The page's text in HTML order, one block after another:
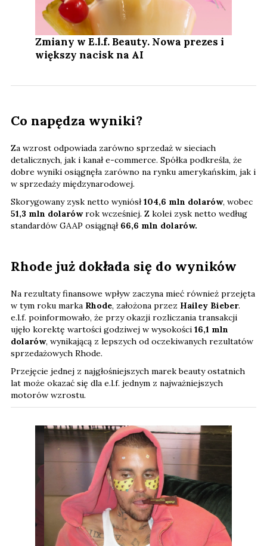
Zmiany w E.l.f. Beauty. Nowa prezes i
większy nacisk na AI
Co napędza wyniki?
Za wzrost odpowiada zarówno sprzedaż w sieciach
detalicznych, jak i kanał e-commerce. Spółka podkreśla, że
dobre wyniki osiągnęła zarówno na rynku amerykańskim, jak i
w sprzedaży międzynarodowej.
Skorygowany zysk netto wyniósł104,6 mln dolarów, wobec
51,3 mln dolarówrok wcześniej. Z kolei zysk netto według
standardów GAAP osiągnął 66,6 mln dolarów.
Rhode już dokłada się do wyników
Na rezultaty finansowe wpływ zaczyna mieć również przejęta
w tym roku marka Rhode, założona przez Hailey Bieber.
e.l.f. poinformowało, że przy okazji rozliczania transakcji
ujęło korektę wartości godziwej w wysokości 16,1 mln
dolarów, wynikającą z lepszych od oczekiwanych rezultatów
sprzedażowych Rhode.
Przejęcie jednej z najgłośniejszych marek beauty ostatnich
lat może okazać się dla e.l.f. jednym z najważniejszych
motorów wzrostu.